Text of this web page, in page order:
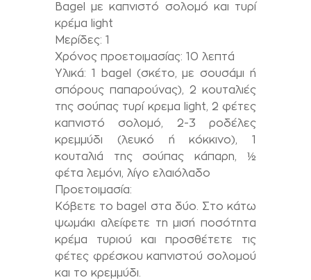
Bagel με καπνιστό σολομό και τυρί
κρέμα light
Μερίδες: 1
Χρόνος προετοιμασίας: 10 λεπτά
Υλικά: 1 bagel (σκέτο, με σουσάμι ή
σπόρους παπαρούνας), 2 κουταλιές
της σούπας τυρί κρεμα light, 2 φέτες
καπνιστό σολομό, 2-3 ροδέλες
κρεμμύδι (λευκό ή κόκκινο), 1
κουταλιά της σούπας κάπαρη, ½
φέτα λεμόνι, λίγο ελαιόλαδο
Προετοιμασία:
Κόβετε το bagel στα δύο. Στο κάτω
ψωμάκι αλείφετε τη μισή ποσότητα
κρέμα τυριού και προσθέτετε τις
φέτες φρέσκου καπνιστού σολομού
και το κρεμμύδι.